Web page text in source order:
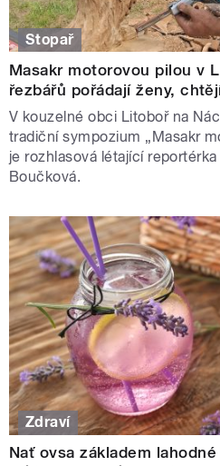
Stopař
Masakr motorovou pilou v
řezbářů pořádají ženy,
V kouzelné obci Litoboř na
tradiční sympozium „Masakr
je rozhlasová létající
Boučková.
Zdraví
Nať ovsa základem